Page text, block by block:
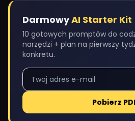
DarmowyAI Starter Kit
10 gotowych promptów do
narzędzi + plan na pierwszy
konkretu.
Pobierz